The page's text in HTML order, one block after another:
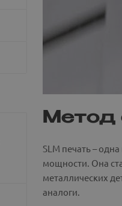
Метод
SLM печать –
мощности. Она
металлических
аналоги.